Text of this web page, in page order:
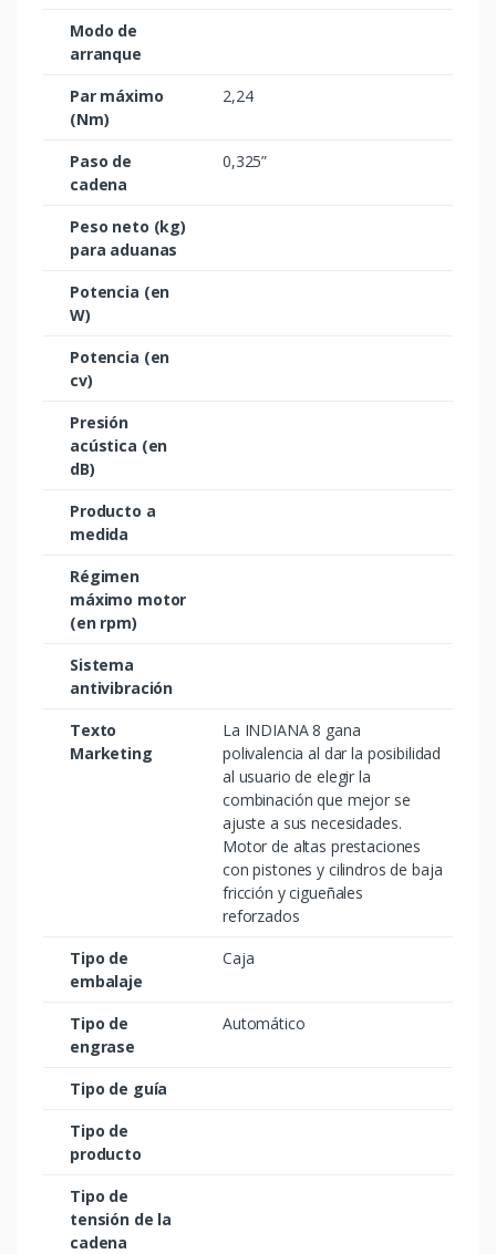
Modo de
arranque
Par máximo
(Nm)
2,24
Paso de
cadena
0,325”
Peso neto (kg)
para aduanas
Potencia (en
W)
Potencia (en
cv)
Presión
acústica (en
dB)
Producto a
medida
Régimen
máximo motor
(en rpm)
Sistema
antivibración
Texto
Marketing
La INDIANA 8 gana
polivalencia al dar la posibilidad
al usuario de elegir la
combinación que mejor se
ajuste a sus necesidades.
Motor de altas prestaciones
con pistones y cilindros de baja
fricción y cigueñales
reforzados
Tipo de
embalaje
Caja
Tipo de
engrase
Automático
Tipo de guía
Tipo de
producto
Tipo de
tensión de la
cadena